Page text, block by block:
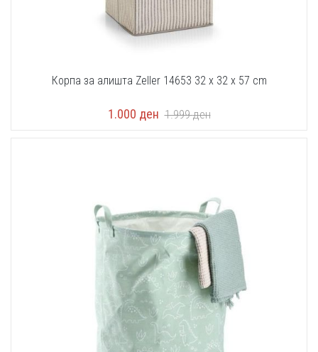
Корпа за алишта Zeller 14653 32 x 32 x 57 cm
1.000 ден 1.999ден